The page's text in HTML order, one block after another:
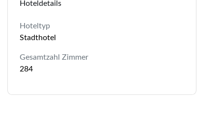
Hoteldetails
Hoteltyp
Stadthotel
Gesamtzahl Zimmer
284